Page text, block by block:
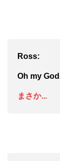
Ross:
Oh my
まさか...